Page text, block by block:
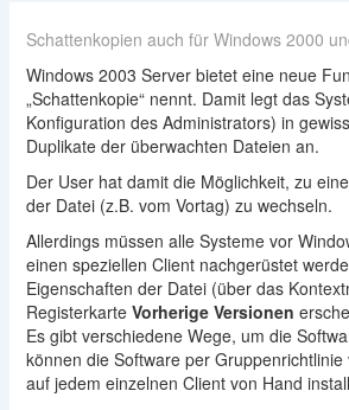
Schattenkopien auch für Windows 2000
Windows 2003 Server bietet eine neue
„Schattenkopie“ nennt. Damit legt das
Konfiguration des Administrators) in
Duplikate der überwachten Dateien an.
Der User hat damit die Möglichkeit, zu
der Datei (z.B. vom Vortag) zu wechseln.
Allerdings müssen alle Systeme vor
einen speziellen Client nachgerüstet
Eigenschaften der Datei (über das
Registerkarte Vorherige Versionen
Es gibt verschiedene Wege, um die
können die Software per
auf jedem einzelnen Client von Hand